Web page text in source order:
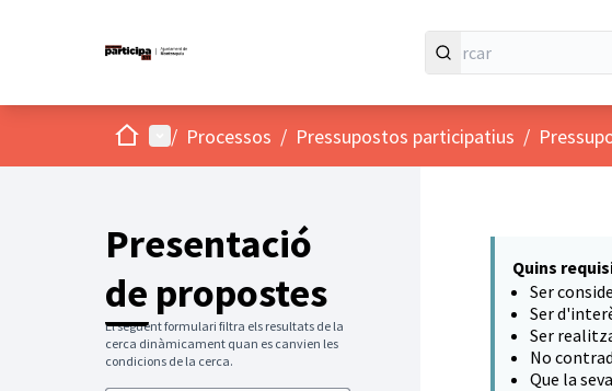
Inici Menú principal
/ Processos / Pressupostos participatius /
Presentació
de propostes
El següent formulari filtra els resultats de la
cerca dinàmicament quan es canvien les
condicions de la cerca.
Quins
Ser
Ser
Ser
No
Que la